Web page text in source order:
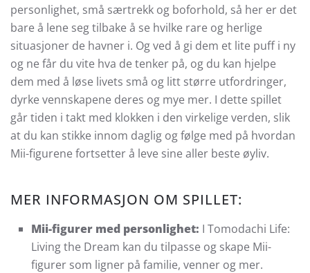
personlighet, små særtrekk og boforhold, så her er det
bare å lene seg tilbake å se hvilke rare og herlige
situasjoner de havner i. Og ved å gi dem et lite puff i ny
og ne får du vite hva de tenker på, og du kan hjelpe
dem med å løse livets små og litt større utfordringer,
dyrke vennskapene deres og mye mer. I dette spillet
går tiden i takt med klokken i den virkelige verden, slik
at du kan stikke innom daglig og følge med på hvordan
Mii-figurene fortsetter å leve sine aller beste øyliv.
MER INFORMASJON OM SPILLET:
Mii-figurer med personlighet: I Tomodachi Life:
Living the Dream kan du tilpasse og skape Mii-
figurer som ligner på familie, venner og mer.